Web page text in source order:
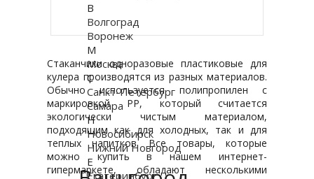
Стаканчики одноразовые пластиковые для
кулера производятся из разных материалов.
Обычно используется полипропилен с
маркировкой PP, который считается
экологически чистым материалом,
подходящим как для холодных, так и для
теплых напитков. Все товары, которые
можно купить в нашем интернет-
гипермаркете, обладают несколькими
В
Волгоград
Воронеж
М
Москва
С
Санкт-Петербург
Самара
Н
Новосибирск
Нижний Новгород
Е
Екатеринбург